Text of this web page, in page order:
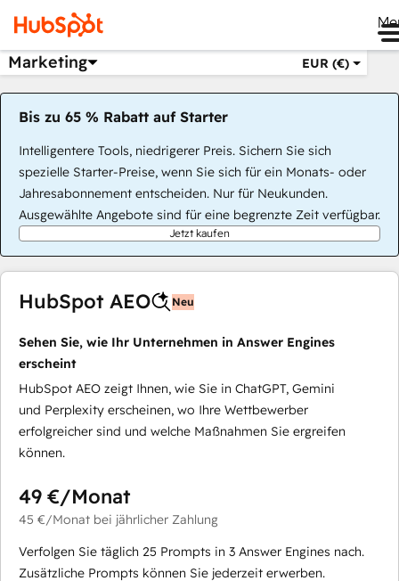
Marketing EUR (€)
Bis zu 65 % Rabatt auf Starter
Intelligentere Tools, niedrigerer Preis. Sichern Sie sich
spezielle Starter-Preise, wenn Sie sich für ein Monats- oder
Jahresabonnement entscheiden. Nur für Neukunden.
Ausgewählte Angebote sind für eine begrenzte Zeit verfügbar.
Jetzt kaufen
HubSpot AEO Neu
Sehen Sie, wie Ihr Unternehmen in Answer Engines
erscheint
HubSpot AEO zeigt Ihnen, wie Sie in ChatGPT, Gemini
und Perplexity erscheinen, wo Ihre Wettbewerber
erfolgreicher sind und welche Maßnahmen Sie ergreifen
können.
49 €/Monat
45 €/Monat bei jährlicher Zahlung
Verfolgen Sie täglich 25 Prompts in 3 Answer Engines nach.
Zusätzliche Prompts können Sie jederzeit erwerben.